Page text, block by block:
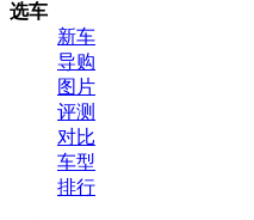
选车
新车
导购
图片
评测
对比
车型
排行